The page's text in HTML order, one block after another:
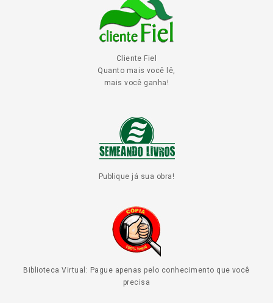
Cliente Fiel
Quanto mais você lê,
mais você ganha!
Publique já sua obra!
Biblioteca Virtual: Pague apenas pelo conhecimento que você
precisa